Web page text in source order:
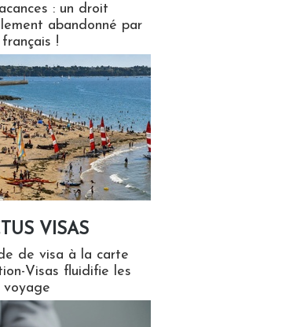
: un droit
abandonné par
!
VISAS
de visa à la carte
Visas fluidifie les